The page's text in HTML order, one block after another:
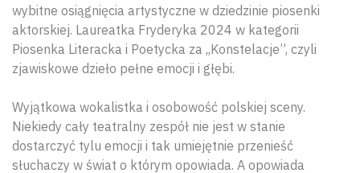
wybitne osiągnięcia artystyczne w dziedzinie piosenki
aktorskiej. Laureatka Fryderyka 2024 w kategorii
Piosenka Literacka i Poetycka za ,,Konstelacje”, czyli
zjawiskowe dzieło pełne emocji i głębi.
Wyjątkowa wokalistka i osobowość polskiej sceny.
Niekiedy cały teatralny zespół nie jest w stanie
dostarczyć tylu emocji i tak umiejętnie przenieść
słuchaczy w świat o którym opowiada. A opowiada